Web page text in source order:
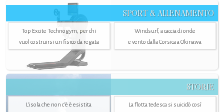
SPORT & ALLENAMENTO
Top Excite Technogym, per chi
vuol costruirsi un fisico da regata
Windsurf, a caccia di onde
e vento dalla Corsica a Okinawa
STORIE
L’isola che non c'è è esistita
La flotta tedesca si suicidò così